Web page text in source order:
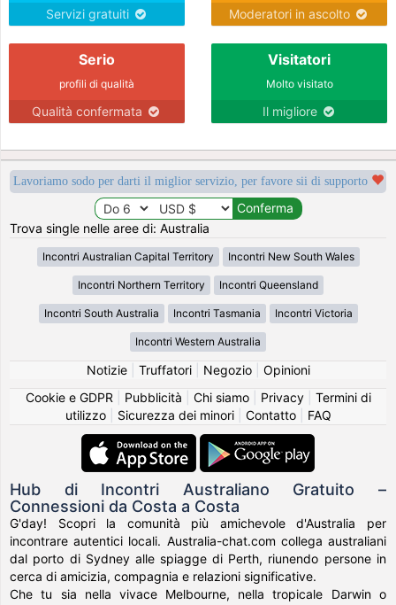
Servizi gratuiti Moderatori in ascolto
Serio
profili di qualità
Qualità confermata
Visitatori
Molto visitato
Il migliore
Lavoriamo sodo per darti il miglior servizio, per favore sii di supporto
Trova single nelle aree di: Australia
Incontri Australian Capital Territory Incontri New South Wales
Incontri Northern Territory Incontri Queensland
Incontri South Australia Incontri Tasmania Incontri Victoria
Incontri Western Australia
Notizie| Truffatori| Negozio| Opinioni
Cookie e GDPR
Pubblicità Chi siamo| Privacy| Termini di
utilizzo| Sicurezza dei minori| Contatto| FAQ
Hub di Incontri Australiano Gratuito –
Connessioni da Costa a Costa
G'day! Scopri la comunità più amichevole d'Australia per
incontrare autentici locali. Australia-chat.com collega australiani
dal porto di Sydney alle spiagge di Perth, riunendo persone in
cerca di amicizia, compagnia e relazioni significative.
Che tu sia nella vivace Melbourne, nella tropicale Darwin o